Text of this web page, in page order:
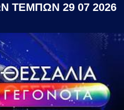
ΤΕΜΠΩΝ 29 07 2026